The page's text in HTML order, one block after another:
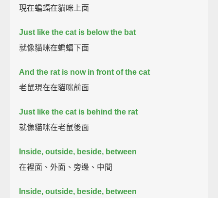
現在蝙蝠在貓咪上面
Just like the cat is below the bat
就像貓咪在蝙蝠下面
And the rat is now in front of the cat
老鼠現在在貓咪前面
Just like the cat is behind the rat
就像貓咪在老鼠後面
Inside, outside, beside, between
在裡面、外面、旁邊、中間
Inside, outside, beside, between